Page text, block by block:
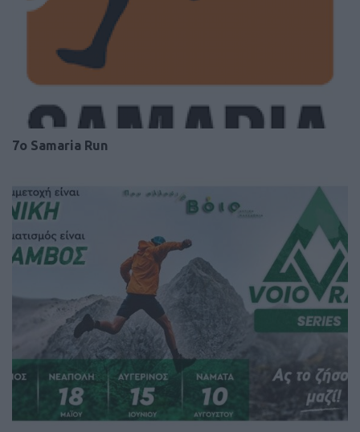
7ο Samaria Run